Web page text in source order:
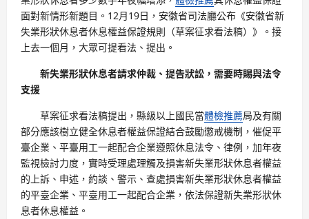
面對新情形新題目。12月19日，安徽省司法廳公布《安徽省新
失業形狀休息者休息權益保證規則（草案征求看法稿）》。接
上去一個月，大眾可提看法、提出。
新失業形狀休息者請求仲裁、提告狀訟，需要時賜與法令
支援
草案征求看法稿提出，縣級以上國民當體檢推薦局及有關
部分應該樹立健全休息者權益保證結合鼓勵懲戒機制，催促平
臺企業、平臺用工一起配合企業遵照休息法令、律例，加年夜
監視檢討力度，實時受理處理觸及損害新失業形狀休息者權益
的上訴、申述，約談、警示、查處損害新失業形狀休息者權益
的平臺企業、平臺用工一起配合企業，依法保證新失業形狀休
息者休息權益。